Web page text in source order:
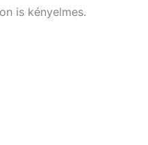
is kényelmes.